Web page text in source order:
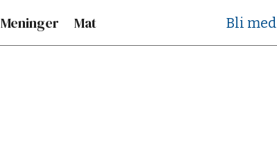
Meninger Mat Bli